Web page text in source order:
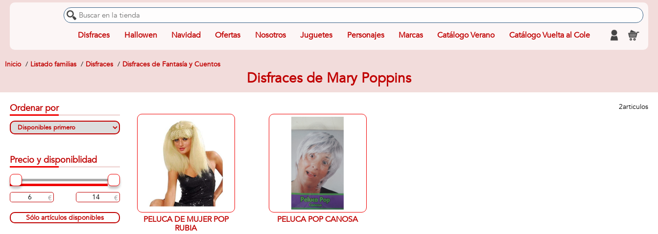
Disfraces Hallowen Navidad Ofertas Nosotros Juguetes Personajes Marcas Catálogo Verano Catálogo Vuelta al Cole
Inicio Listado familias Disfraces Disfraces de Fantasía y Cuentos
Disfraces de Mary Poppins
2articulos
PELUCA DE MUJER POP
RUBIA
PELUCA POP CANOSA
Ordenar por
Precio y disponiblidad
Sólo artículos disponibles